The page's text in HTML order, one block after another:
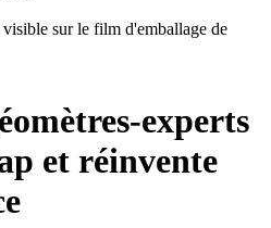
sur le film d'emballage de
experts
et réinvente